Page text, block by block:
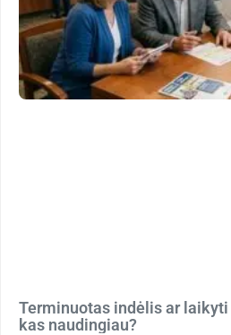
Terminuotas indėlis ar
kas naudingiau?